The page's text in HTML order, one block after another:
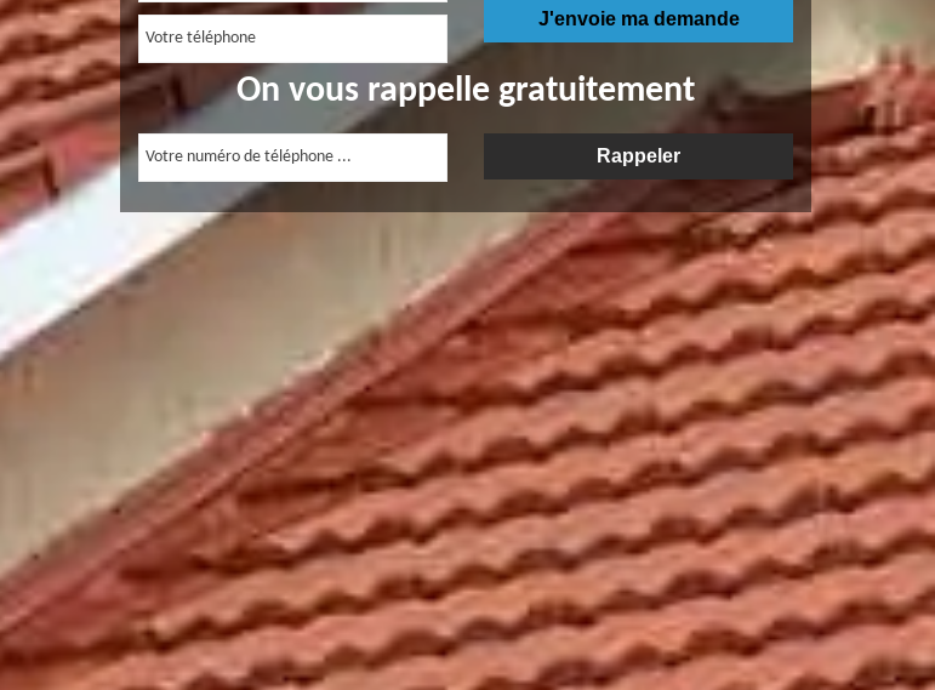
On vous rappelle gratuitement